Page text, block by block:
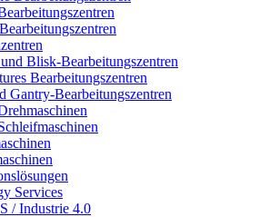
Blisk-Bearbeitungszentren
Bearbeitungszentren
Gantry-Bearbeitungszentren
Services
/ Industrie 4.0